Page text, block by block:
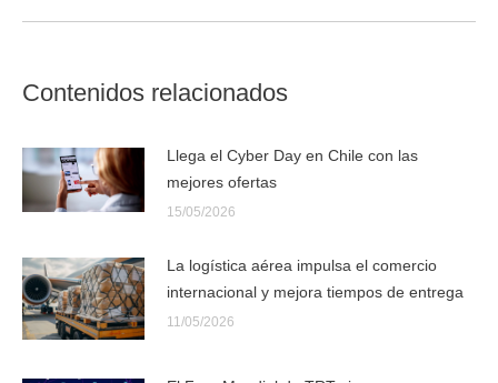
Contenidos relacionados
Llega el Cyber Day en Chile con las
mejores ofertas
15/05/2026
La logística aérea impulsa el comercio
internacional y mejora tiempos de entrega
11/05/2026